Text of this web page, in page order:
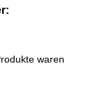
waren